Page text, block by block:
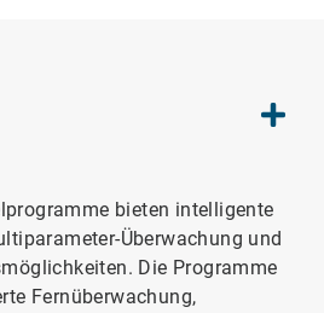
bieten intelligente
Überwachung und
Die Programme
Fernüberwachung,